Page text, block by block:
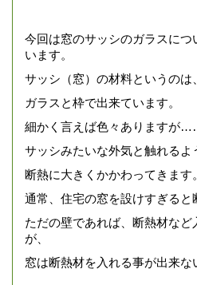
今回は窓のサッシのガラスにつ
います。
サッシ（窓）の材料というのは、
ガラスと枠で出来ています。
細かく言えば色々ありますが
サッシみたいな外気と触れるよ
断熱に大きくかかわってきます。
通常、住宅の窓を設けすぎると
ただの壁であれば、断熱材な
が、
窓は断熱材を入れる事が出来な